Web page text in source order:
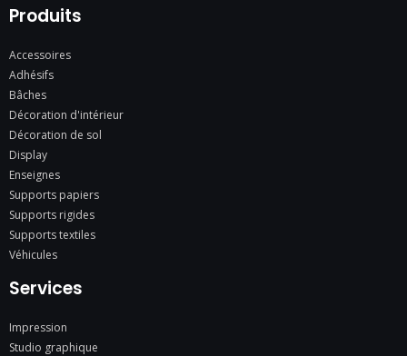
Produits
Accessoires
Adhésifs
Bâches
Décoration d'intérieur
Décoration de sol
Display
Enseignes
Supports papiers
Supports rigides
Supports textiles
Véhicules
Services
Impression
Studio graphique